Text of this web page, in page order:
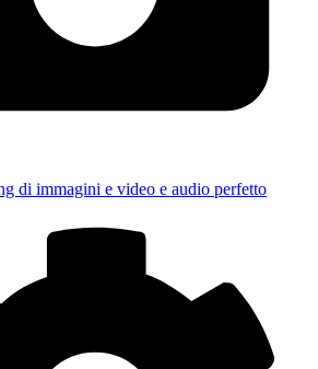
di immagini e video e audio perfetto